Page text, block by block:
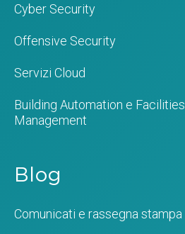
Cyber Security
Offensive Security
Servizi Cloud
Building Automation e Facilities
Management
Blog
Comunicati e rassegna stampa